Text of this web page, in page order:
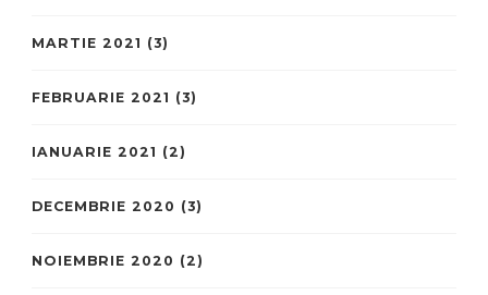
MARTIE 2021 (3)
FEBRUARIE 2021 (3)
IANUARIE 2021 (2)
DECEMBRIE 2020 (3)
NOIEMBRIE 2020 (2)